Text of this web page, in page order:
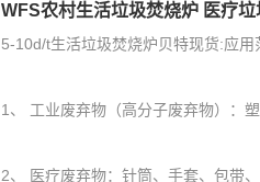
WFS农村生活垃圾焚烧炉 医疗
5-10d/t生活垃圾焚烧炉贝特现货:应用
1、 工业废弃物（高分子废弃物）：塑料PE、PU、橡胶（轮胎）、保丽
2、 医疗废弃物：针筒、手套、包带